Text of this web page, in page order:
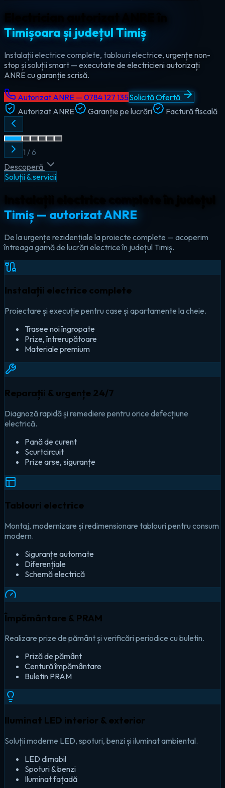
Urgențe electrice non-stop în
județul Timiș
Ajungem la tine în maxim 60 de minute, oricând — ziua sau
noaptea. Electrician de urgență autorizat pentru Timișoara,
Lugoj, Deta și toate localitățile din Timiș.
Autorizat ANRE — 0784 127 135Solicită Ofertă
Autorizat ANRE
Garanție pe lucrări Factură fiscală
2 /6
Descoperă
Soluții & servicii
Timiș — autorizat ANRE
De la urgențe rezidențiale la proiecte complete — acoperim
întreaga gamă de lucrări electrice în județul Timiș.
Instalații electrice complete
Proiectare și execuție pentru case și apartamente la cheie.
Trasee noi îngropate
Prize, întrerupătoare
Materiale premium
Reparații & urgențe 24/7
Diagnoză rapidă și remediere pentru orice defecțiune
electrică.
Pană de curent
Scurtcircuit
Prize arse, siguranțe
Tablouri electrice
Montaj, modernizare și redimensionare tablouri pentru consum
modern.
Siguranțe automate
Diferențiale
Schemă electrică
Împământare & PRAM
Realizare prize de pământ și verificări periodice cu buletin.
Priză de pământ
Centură împământare
Buletin PRAM
Iluminat LED interior & exterior
Soluții moderne LED, spoturi, benzi și iluminat ambiental.
LED dimabil
Spoturi & benzi
Iluminat fațadă